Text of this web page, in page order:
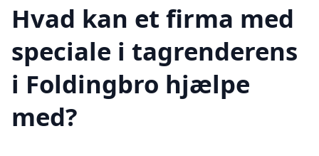
Hvad kan et firma med
speciale i tagrenderens
i Foldingbro hjælpe
med?